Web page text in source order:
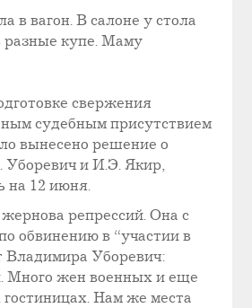
в вагон. В салоне у стола
разные купе. Маму
свержения
судебным присутствием
вынесено решение о
Уборевич и И.Э. Якир,
на 12 июня.
репрессий. Она с
обвинению в “участии в
Владимира Уборевич:
Много жен военных и еще
Нам же места